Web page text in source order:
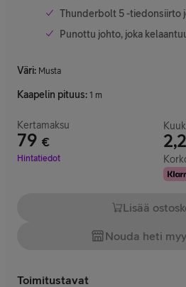
Thunderbolt 5 -tiedonsiirto
Punottu johto, joka
Väri: Musta
Kaapelin pituus: 1 m
Kertamaksu
79 €
Hinta 79 €
Hintatiedot
Lisää
Nouda heti
Toimitustavat